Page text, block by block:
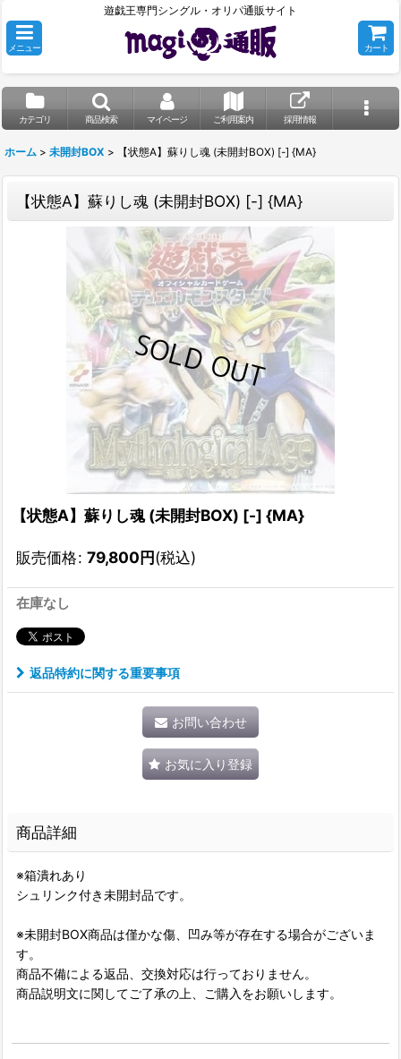
遊戯王専門シングル・オリパ通販サイト
メニュー カート
カテゴリ 商品検索 マイページ ご利用案内 採用情報
ホーム > 未開封BOX > 【状態A】蘇りし魂 (未開封BOX) [-] {MA}
【状態A】蘇りし魂 (未開封BOX) [-] {MA}
【状態A】蘇りし魂 (未開封BOX) [-] {MA}
販売価格: 79,800円(税込)
在庫なし
返品特約に関する重要事項
お問い合わせ
お気に入り登録
商品詳細
※箱潰れあり
シュリンク付き未開封品です。
※未開封BOX商品は僅かな傷、凹み等が存在する場合がございま
す。
商品不備による返品、交換対応は行っておりません。
商品説明文に関してご了承の上、ご購入をお願いします。